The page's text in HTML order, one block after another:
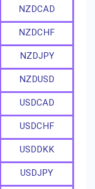
NZDCAD
NZDCHF
NZDJPY
NZDUSD
USDCAD
USDCHF
USDDKK
USDJPY